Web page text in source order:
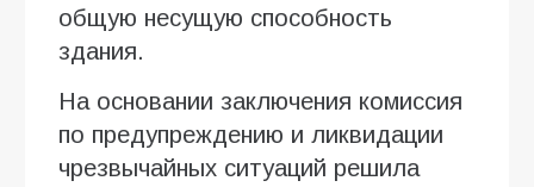
общую несущую способность
здания.
На основании заключения комиссия
по предупреждению и ликвидации
чрезвычайных ситуаций решила